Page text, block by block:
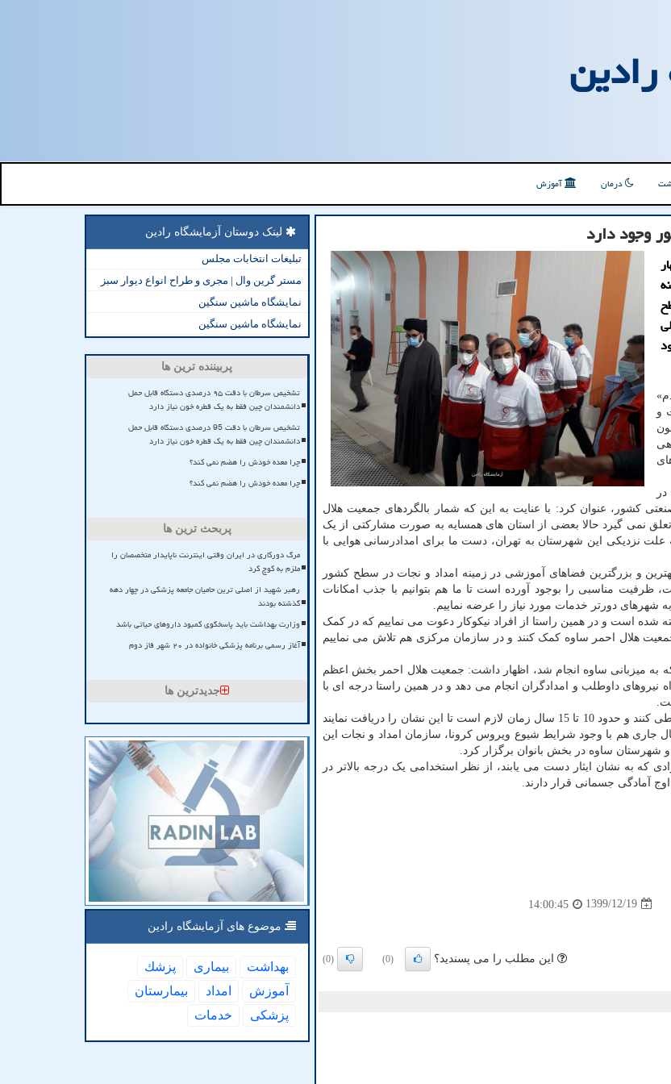
رادین
درمان آموزش
وجود دارد
و
کشور، عنوان کرد: با عنایت به این که شمار بالگردهای جمعیت هلال
نمی گیرد حالا بعضی از استان های همسایه به صورت مشارکتی از یک
علت نزدیکی این شهرستان به تهران، دست ما برای امدادرسانی هوایی با
و بزرگترین فضاهای آموزشی در زمینه امداد و نجات در سطح کشور
مناسبی را بوجود آورده است تا ما هم بتوانیم با جذب امکانات
شهرهای دورتر خدمات مورد نیاز را عرضه نماییم.
شده است و در همین راستا از افراد نیکوکار دعوت می نماییم که در کمک
هلال احمر ساوه کمک کنند و در سازمان مرکزی هم تلاش می نماییم
به میزبانی ساوه انجام شد، اظهار داشت: جمعیت هلال احمر بخش اعظم
داوطلب و امدادگران انجام می دهد و در همین راستا درجه ای با
وی اضافه کرد: امدادگران برای رسیدن به درجه ایثار باید مختلفی را طی کنند و حدود 10 تا 15 سال زمان لازم است تا این نشان را دریافت نمایند
هم با وجود شرایط شیوع ویروس کرونا، سازمان امداد و نجات این
شهرستان ساوه در بخش بانوان برگزار کرد.
به نشان ایثار دست می یابند، از نظر استخدامی یک درجه بالاتر در
آمادگی جسمانی قرار دارند.
1399/12/19
14:00:45
این مطلب را می پسندید؟ (0)
(0)
لینک دوستان آزمایشگاه رادین
تبلیغات انتخابات مجلس
مستر گرین وال | مجری و طراح انواع دیوار سبز
نمایشگاه ماشین سنگین
نمایشگاه ماشین سنگین
پربیننده ترین ها
تشخیص سرطان با دقت ۹۵ درصدی دستگاه قابل حمل
دانشمندان چین فقط به یک قطره خون نیاز دارد
تشخیص سرطان با دقت 95 درصدی دستگاه قابل حمل
دانشمندان چین فقط به یک قطره خون نیاز دارد
چرا معده خودش را هضم نمی کند؟
چرا معده خودش را هضم نمی کند؟
پربحث ترین ها
مرگ دورکاری در ایران وقتی اینترنت ناپایدار متخصصان را
ملزم به کوچ کرد
رهبر شهید از اصلی ترین حامیان جامعه پزشکی در چهار دهه
گذشته بودند
وزارت بهداشت باید پاسخگوی کمبود داروهای حیاتی باشد
آغاز رسمی برنامه پزشکی خانواده در ۲۰ شهر فاز دوم
جدیدترین ها
موضوع های آزمایشگاه رادین
بهداشت بیماری
پزشك
آموزش
امداد
بیمارستان
پزشكی
خدمات